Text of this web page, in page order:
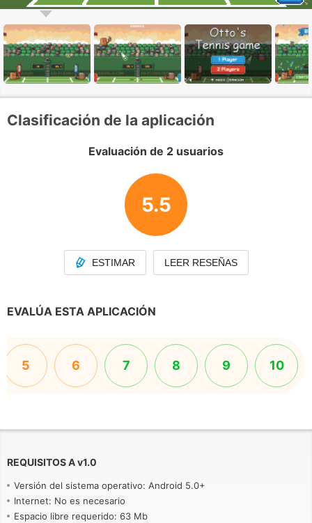
Clasificación de la aplicación
Evaluación de 2 usuarios
5.5
ESTIMAR LEER RESEÑAS
EVALÚA ESTA APLICACIÓN
5 6 7 8 9 10
REQUISITOS Av1.0
Versión del sistema operativo: Android 5.0+
Internet: No es necesario
Espacio libre requerido: 63 Mb